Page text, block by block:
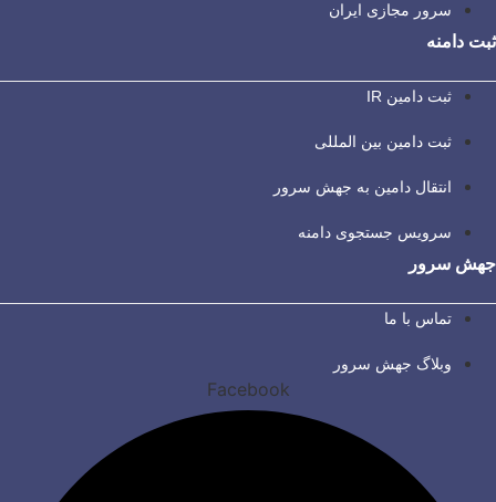
سرور مجازی ایران
ثبت دامنه
ثبت دامین IR
ثبت دامین بین المللی
انتقال دامین به جهش سرور
سرویس جستجوی دامنه
جهش سرور
تماس با ما
وبلاگ جهش سرور
Facebook